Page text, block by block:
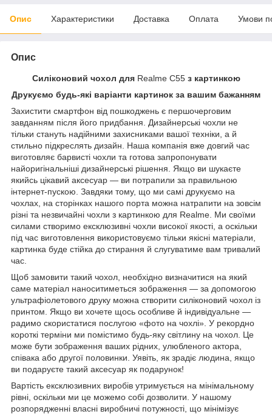
Опис Характеристики Доставка Оплата Умови
Опис
Силіконовий чохол для Realme C55з картинкою
Друкуємо будь-які варіанти картинок за вашим бажанням
Захистити смартфон від пошкоджень є першочерговим
завданням після його придбання. Дизайнерські чохли не
тільки стануть надійними захисниками вашої техніки, а й
стильно підкреслять дизайн. Наша компанія вже довгий час
виготовляє барвисті чохли та готова запропонувати
найоригінальніші дизайнерські рішення. Якщо ви шукаєте
якийсь цікавий аксесуар — ви потрапили за правильною
інтернет-пускою. Завдяки тому, що ми самі друкуємо на
чохлах, на сторінках нашого порта можна натрапити на зовсім
різні та незвичайні чохли з картинкою для Realme. Ми своїми
силами створимо ексклюзивні чохли високої якості, а оскільки
під час виготовлення використовуємо тільки якісні матеріали,
картинка буде стійка до стирання й слугуватиме вам тривалий
час.
Щоб замовити такий чохол, необхідно визначитися на який
саме матеріал наноситиметься зображення — за допомогою
ультрафіолетового друку можна створити силіконовий чохол із
принтом. Якщо ви хочете щось особливе й індивідуальне —
радимо скористатися послугою «фото на чохлі». У рекордно
короткі терміни ми помістимо будь-яку світлину на чохол. Це
може бути зображення ваших рідних, улюбленого актора,
співака або другої половинки. Уявіть, як зрадіє людина, якщо
ви подаруєте такий аксесуар як подарунок!
Вартість ексклюзивних виробів утримується на мінімальному
рівні, оскільки ми це можемо собі дозволити. У нашому
розпорядженні власні виробничі потужності, що мінімізує